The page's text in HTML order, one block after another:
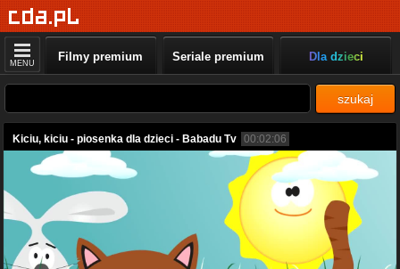
MENU Filmy premium Seriale premium Dla dzieci
szukaj
Kiciu, kiciu - piosenka dla dzieci - Babadu Tv 00:02:06